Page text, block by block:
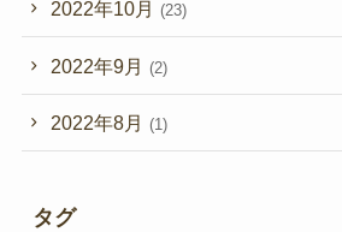
2022年10月 (23)
2022年9月 (2)
2022年8月 (1)
タグ